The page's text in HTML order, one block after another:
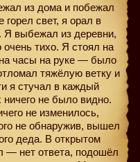
из дома и побежал
горел свет, я орал в
Я выбежал из деревни,
тихо. Я стоял на
часы на руке — было
тяжёлую ветку и
я стучал в каждый
ничего не было видно.
не изменилось,
не обнаружив, вышел
деда. В открытом
— нет ответа, подошёл